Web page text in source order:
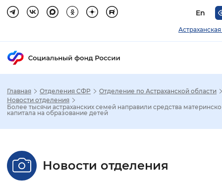
En
Стандартный Увеличенный
Главная Отделения СФР
Отделение по Астраханской области
Новости отделения
Более тысячи астраханских семей направили средства
капитала на образование детей
Новости отделения